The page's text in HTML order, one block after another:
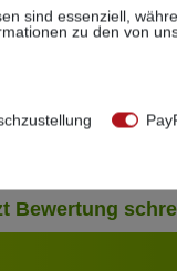
Ihre Stimme für
Bewertung
sind essenziell,
zu den von